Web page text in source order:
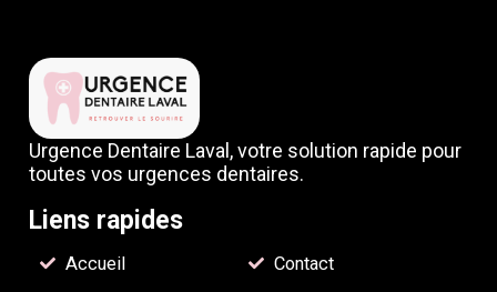
Urgence Dentaire Laval, votre solution rapide pour
toutes vos urgences dentaires.
Liens rapides
Accueil
Contact